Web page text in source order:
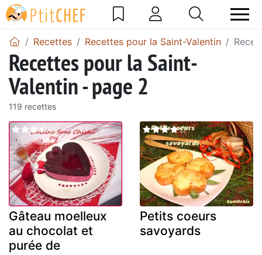
Recettes Recettes pour la Saint-Valentin
Recettes pour la Saint-
Valentin - page 2
119 recettes
Gâteau moelleux
au chocolat et
purée de
Petits coeurs
savoyards